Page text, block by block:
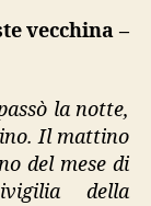
vecchina –
la notte,
Il mattino
del mese di
della